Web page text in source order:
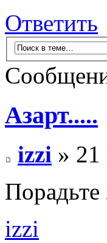
Ответить
Азарт.....
izzi » 21
Порадьте
izzi